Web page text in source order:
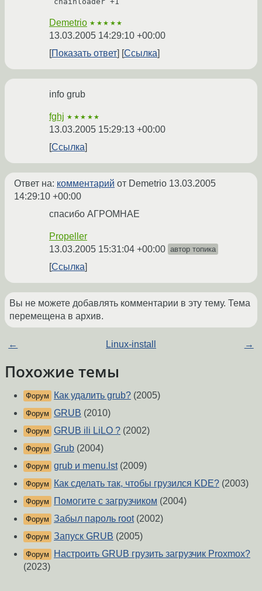
Demetrio ★★★★★
13.03.2005 14:29:10 +00:00
Показать ответ
Ссылка
info grub
fghj ★★★★★
13.03.2005 15:29:13 +00:00
Ссылка
Ответ на: комментарий от Demetrio 13.03.2005
14:29:10 +00:00
спасибо АГРОМНАЕ
Propeller
13.03.2005 15:31:04 +00:00 автор топика
Ссылка
Вы не можете добавлять комментарии в эту тему. Тема
перемещена в архив.
← Linux-install →
Похожие темы
Форум Как удалить grub? (2005)
Форум GRUB (2010)
Форум GRUB ili LiLO ? (2002)
Форум Grub (2004)
Форум grub и menu.lst(2009)
Форум Как сделать так, чтобы грузился KDE? (2003)
Форум Помогите с загрузчиком (2004)
Форум Забыл пароль root(2002)
Форум Запуск GRUB (2005)
Форум
Настроить GRUB грузить загрузчик Proxmox?
(2023)